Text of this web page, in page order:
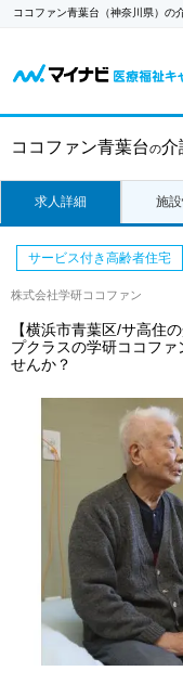
ココファン青葉台（神奈川県）の
ココファン青葉台の介
求人詳細 施
サービス付き高齢者住宅
株式会社学研ココファン
【横浜市青葉区/サ高住
プクラスの学研ココフ
せんか？